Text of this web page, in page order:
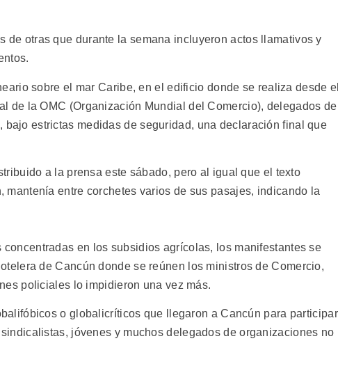
de otras que durante la semana incluyeron actos llamativos y
sobre el mar Caribe, en el edificio donde se realiza desde
de la OMC (Organización Mundial del Comercio), delegados de
estrictas medidas de seguridad, una declaración final que
a la prensa este sábado, pero al igual que el texto
mantenía entre corchetes varios de sus pasajes, indicando la
en los subsidios agrícolas, los manifestantes se
de Cancún donde se reúnen los ministros de Comercio,
policiales lo impidieron una vez más.
o globalicríticos que llegaron a Cancún para participar
jóvenes y muchos delegados de organizaciones no